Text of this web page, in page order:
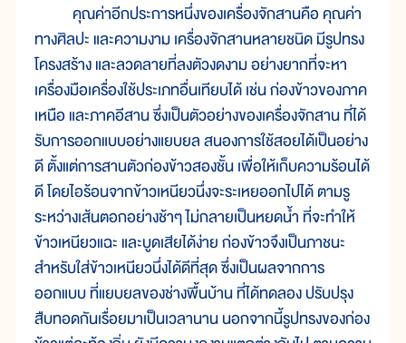
คุณค่าอีกประการหนึ่งของเครื่องจักสานคือ คุณค่า
ทางศิลปะ และความงาม เครื่องจักสานหลายชนิด มีรูปทรง
โครงสร้าง และลวดลายที่ลงตัวงดงาม อย่างยากที่จะหา
เครื่องมือเครื่องใช้ประเภทอื่นเทียบได้ เช่น ก่องข้าวของภาค
เหนือ และภาคอีสาน ซึ่งเป็นตัวอย่างของเครื่องจักสาน ที่ได้
รับการออกแบบอย่างแยบยล สนองการใช้สอยได้เป็นอย่าง
ดี ตั้งแต่การสานตัวก่องข้าวสองชั้น เพื่อให้เก็บความร้อนได้
ดี โดยไอร้อนจากข้าวเหนียวนึ่งจะระเหยออกไปได้ ตามรู
ระหว่างเส้นตอกอย่างช้าๆ ไม่กลายเป็นหยดน้ำ ที่จะทำให้
ข้าวเหนียวแฉะ และบูดเสียได้ง่าย ก่องข้าวจึงเป็นภาชนะ
สำหรับใส่ข้าวเหนียวนึ่งได้ดีที่สุด ซึ่งเป็นผลจากการ
ออกแบบ ที่แยบยลของช่างพื้นบ้าน ที่ได้ทดลอง ปรับปรุง
สืบทอดกันเรื่อยมาเป็นเวลานาน นอกจากนี้รูปทรงของก่อง